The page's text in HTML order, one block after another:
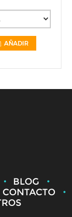
AÑADIR
BLOG
CONTACTO